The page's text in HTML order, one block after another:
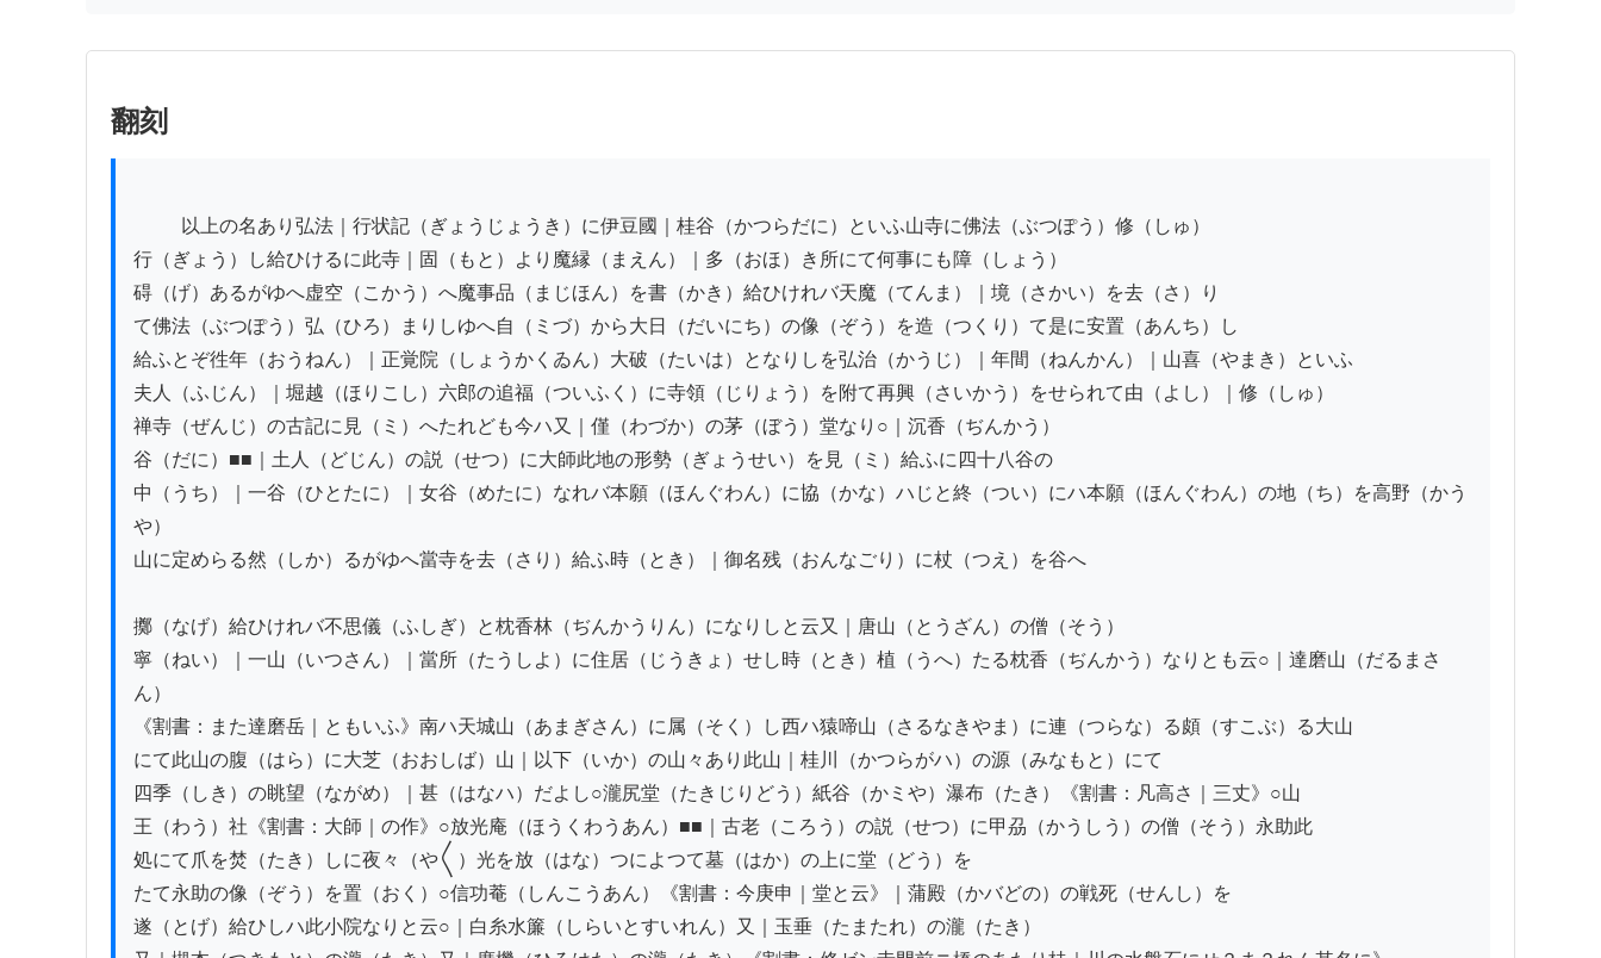
翻刻
行（ぎょう）し給ひけるに此寺｜固（もと）より魔縁（まえん）｜多（おほ）き所にて何事にも障（しょう）
碍（げ）あるがゆへ虚空（こかう）へ魔事品（まじほん）を書（かき）給ひけれバ天魔（てんま）｜境（さかい）を去（さ）り
て佛法（ぶつぽう）弘（ひろ）まりしゆへ自（ミづ）から大日（だいにち）の像（ぞう）を造（つくり）て是に安置（あんち）し
給ふとぞ徃年（おうねん）｜正覚院（しょうかくゐん）大破（たいは）となりしを弘治（かうじ）｜年間（ねんかん）｜山喜（やまき）といふ
夫人（ふじん）｜堀越（ほりこし）六郎の追福（ついふく）に寺領（じりょう）を附て再興（さいかう）をせられて由（よし）｜修（しゅ）
禅寺（ぜんじ）の古記に見（ミ）へたれども今ハ又｜僅（わづか）の茅（ぼう）堂なり○｜沉香（ぢんかう）
谷（だに）■■｜土人（どじん）の説（せつ）に大師此地の形勢（ぎょうせい）を見（ミ）給ふに四十八谷の
中（うち）｜一谷（ひとたに）｜女谷（めたに）なれバ本願（ほんぐわん）に協（かな）ハじと終（つい）にハ本願（ほんぐわん）の地（ち）を高野（かう
や）
山に定めらる然（しか）るがゆへ當寺を去（さり）給ふ時（とき）｜御名残（おんなごり）に杖（つえ）を谷へ
擲（なげ）給ひけれバ不思儀（ふしぎ）と枕香林（ぢんかうりん）になりしと云又｜唐山（とうざん）の僧（そう）
寧（ねい）｜一山（いつさん）｜當所（たうしよ）に住居（じうきょ）せし時（とき）植（うへ）たる枕香（ぢんかう）なりとも云○｜達磨山（だるまさ
ん）
《割書：また達磨岳｜ともいふ》南ハ天城山（あまぎさん）に属（そく）し西ハ猿啼山（さるなきやま）に連（つらな）る頗（すこぶ）る大山
にて此山の腹（はら）に大芝（おおしば）山｜以下（いか）の山々あり此山｜桂川（かつらがハ）の源（みなもと）にて
四季（しき）の眺望（ながめ）｜甚（はなハ）だよし○瀧尻堂（たきじりどう）紙谷（かミや）瀑布（たき）《割書：凡高さ｜三丈》○山
王（わう）社《割書：大師｜の作》○放光庵（ほうくわうあん）■■｜古老（ころう）の説（せつ）に甲刕（かうしう）の僧（そう）永助此
処にて爪を焚（たき）しに夜々（や〱）光を放（はな）つによつて墓（はか）の上に堂（どう）を
たて永助の像（ぞう）を置（おく）○信功菴（しんこうあん）《割書：今庚申｜堂と云》｜蒲殿（かバどの）の戦死（せんし）を
遂（とげ）給ひしハ此小院なりと云○｜白糸水簾（しらいとすいれん）又｜玉垂（たまたれ）の瀧（たき）